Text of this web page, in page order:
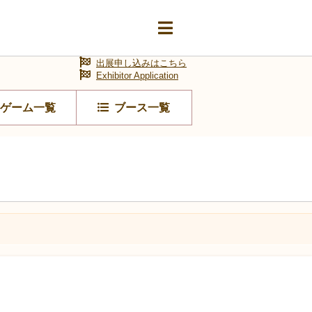
ゲーム一覧 ブース一覧
出展申し込みはこちら
Exhibitor Application